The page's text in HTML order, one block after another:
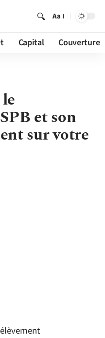
Aa
Capital Couverture
et son
sur votre